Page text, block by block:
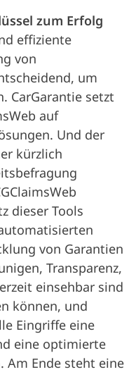
zum Erfolg
effiziente
von
um
CarGarantie setzt
auf
Und der
kürzlich
dieser Tools
von Garantien
Transparenz,
einsehbar sind
können, und
Eingriffe eine
eine optimierte
Am Ende steht eine